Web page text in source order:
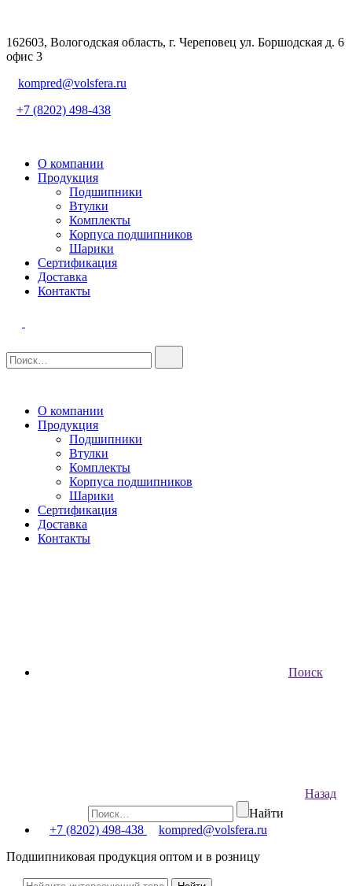
162603, Вологодская область, г. Череповец ул. Боршодская д. 6
офис 3
kompred@volsfera.ru
+7 (8202) 498-438
О компании
Продукция
Подшипники
Втулки
Комплекты
Корпуса подшипников
Шарики
Сертификация
Доставка
Контакты
О компании
Продукция
Подшипники
Втулки
Комплекты
Корпуса подшипников
Шарики
Сертификация
Доставка
Контакты
Поиск
Назад
Найти
+7 (8202) 498-438
kompred@volsfera.ru
Подшипниковая продукция оптом и в розницу